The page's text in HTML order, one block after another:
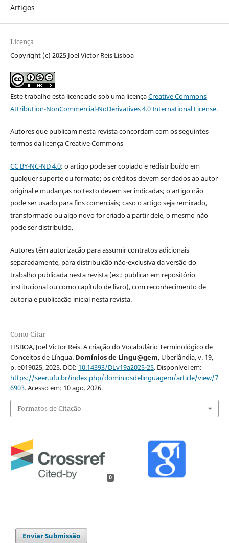
Artigos
Licença
Copyright (c) 2025 Joel Victor Reis Lisboa
Este trabalho está licenciado sob uma licençaCreative Commons
Attribution-NonCommercial-NoDerivatives 4.0 International License.
Autores que publicam nesta revista concordam com os seguintes
termos da licença Creative Commons
CC BY-NC-ND 4.0: o artigo pode ser copiado e redistribuído em
qualquer suporte ou formato; os créditos devem ser dados ao autor
original e mudanças no texto devem ser indicadas; o artigo não
pode ser usado para fins comerciais; caso o artigo seja remixado,
transformado ou algo novo for criado a partir dele, o mesmo não
pode ser distribuído.
Autores têm autorização para assumir contratos adicionais
separadamente, para distribuição não-exclusiva da versão do
trabalho publicada nesta revista (ex.: publicar em repositório
institucional ou como capítulo de livro), com reconhecimento de
autoria e publicação inicial nesta revista.
Como Citar
LISBOA, Joel Victor Reis. A criação do Vocabulário Terminológico de
Conceitos de Língua. Domínios de Lingu@gem, Uberlândia, v. 19,
p. e019025, 2025. DOI: 10.14393/DLv19a2025-25. Disponível em:
https://seer.ufu.br/index.php/dominiosdelinguagem/article/view/7
6903. Acesso em: 10 ago. 2026.
Formatos de Citação
0
Enviar Submissão